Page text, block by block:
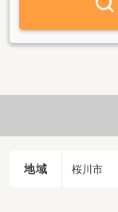
地域 桜川市